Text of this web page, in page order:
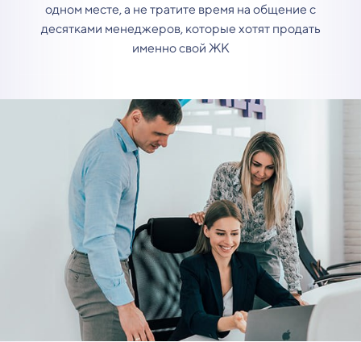
одном месте, а не тратите время на общение с
десятками менеджеров, которые хотят продать
именно свой ЖК